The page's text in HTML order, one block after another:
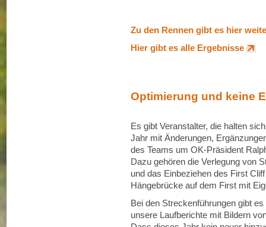
Zu den Rennen gibt es hier
Hier gibt es alle Ergebnisse
Optimierung und keine
Es gibt Veranstalter, die halten
Jahr mit Änderungen,
des Teams um OK-Präsident
Dazu gehören die Verlegung von
und das Einbeziehen des First
Hängebrücke auf dem First mit
Bei den Streckenführungen gibt
unsere Laufberichte mit Bildern